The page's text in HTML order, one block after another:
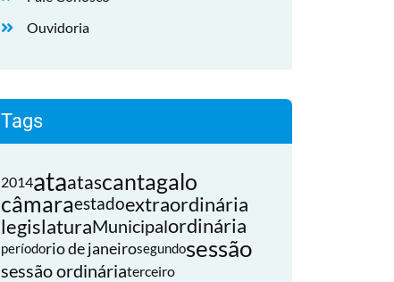
Ouvidoria
Tags
2014ataatascantagalo
câmaraestadoextraordinária
legislaturaMunicipalordinária
períodorio de janeirosegundosessão
sessão ordináriaterceiro